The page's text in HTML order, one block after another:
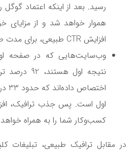
رسید. بعد از اینکه اعتماد گوگل
هموار خواهد شد و از مزایای
افزایش CTR طبیعی، برای مدت
نتیجه اول
اول است. پس جذب ترافیک،
کسب‌وکار شما را به همراه
در مقابل ترافیک طبیعی، تبلیغات